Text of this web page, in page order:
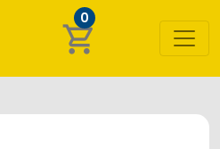
shopping_cart
0